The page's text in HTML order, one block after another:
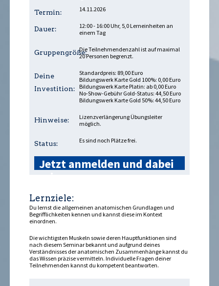
Termin: 14.11.2026
Dauer:
12:00 - 16:00 Uhr, 5,0 Lerneinheiten an
einem Tag
Gruppengröße:Die Teilnehmendenzahl ist auf maximal
20 Personen begrenzt.
Deine
Investition:
Standardpreis: 89,00 Euro
Bildungswerk Karte Gold 100%: 0,00 Euro
Bildungswerk Karte Platin: ab 0,00 Euro
No-Show-Gebühr Gold-Status: 44,50 Euro
Bildungswerk Karte Gold 50%: 44,50 Euro
Hinweise:
Lizenzverlängerung Übungsleiter
möglich.
Status: Es sind noch Plätze frei.
Jetzt anmelden und dabei
Lernziele:
Du lernst die allgemeinen anatomischen Grundlagen und
Begrifflichkeiten kennen und kannst diese im Kontext
einordnen.
Die wichtigsten Muskeln sowie deren Hauptfunktionen sind
nach diesem Seminar bekannt und aufgrund deines
Verständnisses der anatomischen Zusammenhänge kannst du
das Wissen präzise vermitteln. Individuelle Fragen deiner
Teilnehmenden kannst du kompetent beantworten.